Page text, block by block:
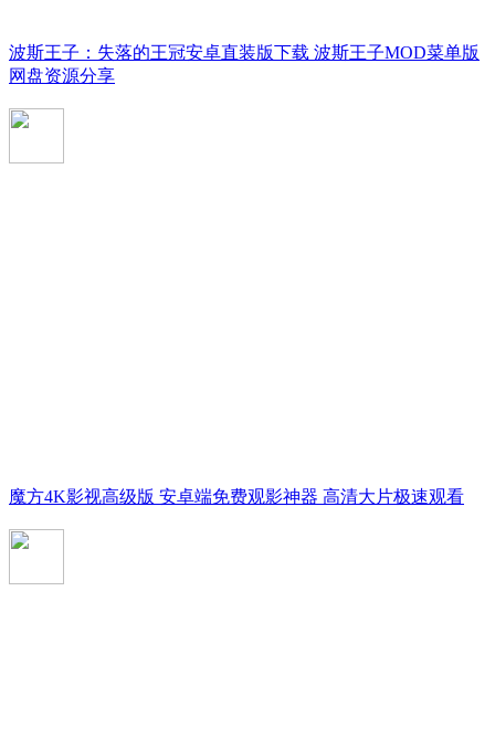
波斯王子：失落的王冠安卓直装版下载 波斯王子MOD菜单版
网盘资源分享
魔方4K影视高级版 安卓端免费观影神器 高清大片极速观看